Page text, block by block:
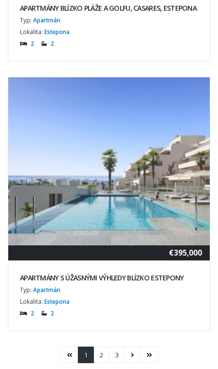
APARTMÁNY BLÍZKO PLÁŽE A GOLFU, CASARES, ESTEPONA
Typ: Apartmán
Lokalita: Estepona
2
2
€395,000
APARTMÁNY S ÚŽASNÝMI VÝHLEDY BLÍZKO ESTEPONY
Typ: Apartmán
Lokalita: Estepona
2
2
1 2 3